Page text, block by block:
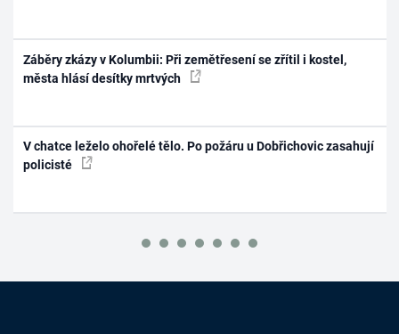
Záběry zkázy v Kolumbii: Při zemětřesení se zřítil i kostel,
města hlásí desítky mrtvých
V chatce leželo ohořelé tělo. Po požáru u Dobřichovic zasahují
policisté